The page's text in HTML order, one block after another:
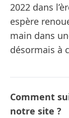
2022 dans
espère
main dans
désormais à
Comment
notre site ?